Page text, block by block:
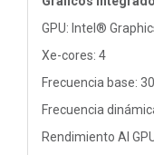
GPU: Intel®
Xe-cores: 4
Frecuencia base:
Frecuencia
Rendimiento AI